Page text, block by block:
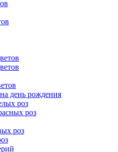
день рождения
роз
роз
роз